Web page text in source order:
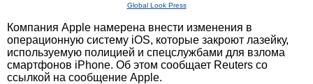
Global Look Press
Компания Apple намерена внести изменения в
операционную систему iOS, которые закроют лазейку,
используемую полицией и спецслужбами для взлома
смартфонов iPhone. Об этом сообщает Reuters со
ссылкой на сообщение Apple.